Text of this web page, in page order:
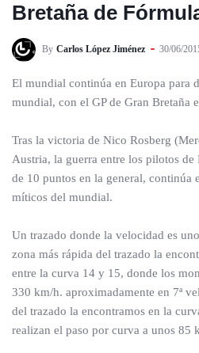
Bretaña de
By Carlos López Jiménez 30/06/
El mundial continúa en Europa para
mundial, con el GP de Gran Bretaña
Tras la victoria de Nico Rosberg
Austria, la guerra entre los pilotos de
de 10 puntos en la general, continúa
míticos del mundial.
Un trazado donde la velocidad es
zona más rápida del trazado la
entre la curva 14 y 15, donde los
330 km/h. aproximadamente en 7ª
del trazado la encontramos en la
realizan el paso por curva a unos 85